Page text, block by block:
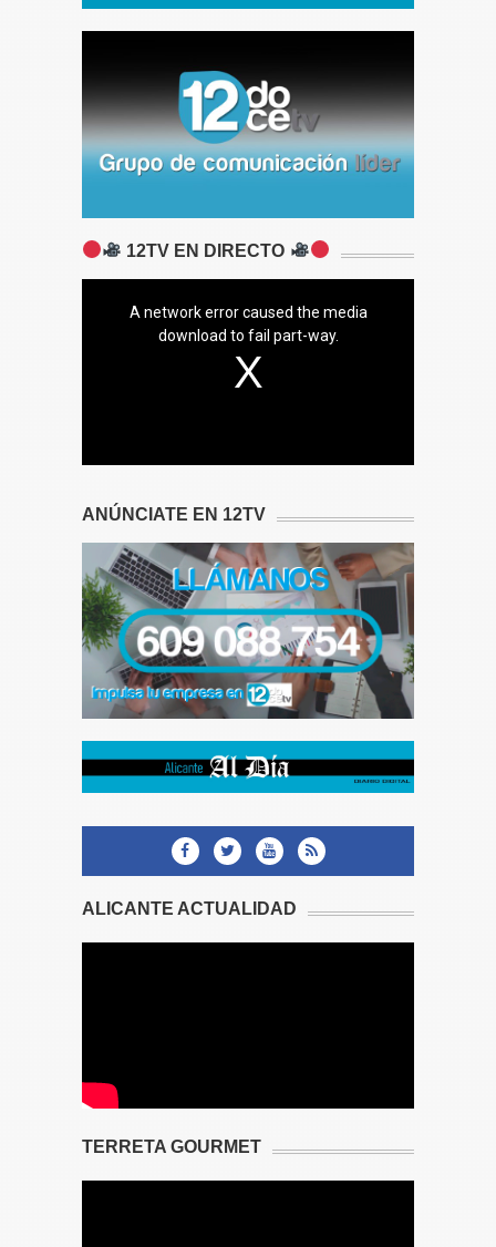
12TV EN DIRECTO
A network error caused the media
download to fail part-way.
ANÚNCIATE EN 12TV
ALICANTE ACTUALIDAD
TERRETA GOURMET